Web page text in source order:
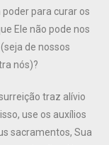
para curar os
Ele não pode nos
de nossos
nós)?
traz alívio
use os auxílios
sacramentos, Sua